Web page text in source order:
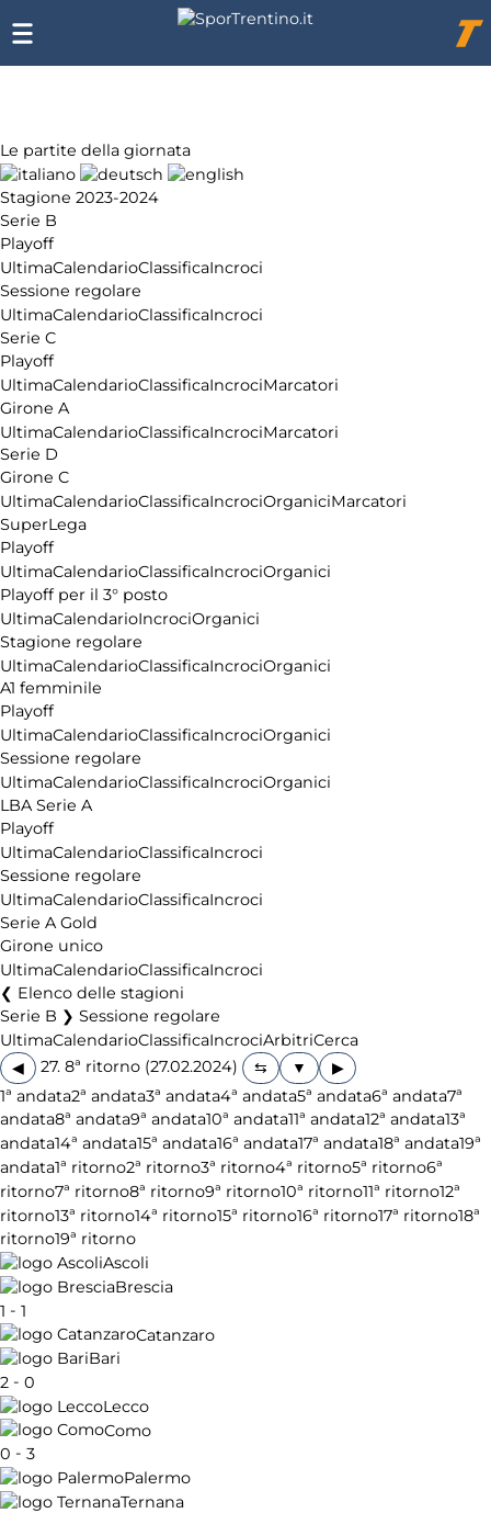
Le partite della giornata
Stagione 2023-2024
Serie B
Playoff
UltimaCalendarioClassificaIncroci
Sessione regolare
UltimaCalendarioClassificaIncroci
Serie C
Playoff
UltimaCalendarioClassificaIncrociMarcatori
Girone A
UltimaCalendarioClassificaIncrociMarcatori
Serie D
Girone C
UltimaCalendarioClassificaIncrociOrganiciMarcatori
SuperLega
Playoff
UltimaCalendarioClassificaIncrociOrganici
Playoff per il 3° posto
UltimaCalendarioIncrociOrganici
Stagione regolare
UltimaCalendarioClassificaIncrociOrganici
A1 femminile
Playoff
UltimaCalendarioClassificaIncrociOrganici
Sessione regolare
UltimaCalendarioClassificaIncrociOrganici
LBA Serie A
Playoff
UltimaCalendarioClassificaIncroci
Sessione regolare
UltimaCalendarioClassificaIncroci
Serie A Gold
Girone unico
UltimaCalendarioClassificaIncroci
Elenco delle stagioni
Serie B ❯ Sessione regolare
UltimaCalendarioClassificaIncrociArbitriCerca
◀
27. 8ª ritorno (27.02.2024)
▶
1ª andata2ª andata3ª andata4ª andata5ª andata6ª andata7ª
andata8ª andata9ª andata10ª andata11ª andata12ª andata13ª
andata14ª andata15ª andata16ª andata17ª andata18ª andata19ª
andata1ª ritorno2ª ritorno3ª ritorno4ª ritorno5ª ritorno6ª
ritorno7ª ritorno8ª ritorno9ª ritorno10ª ritorno11ª ritorno12ª
ritorno13ª ritorno14ª ritorno15ª ritorno16ª ritorno17ª ritorno18ª
ritorno19ª ritorno
Ascoli
Brescia
1 - 1
Catanzaro
Bari
2 - 0
Lecco
Como
0 - 3
Palermo
Ternana
Chi
siamo
Affiliazione